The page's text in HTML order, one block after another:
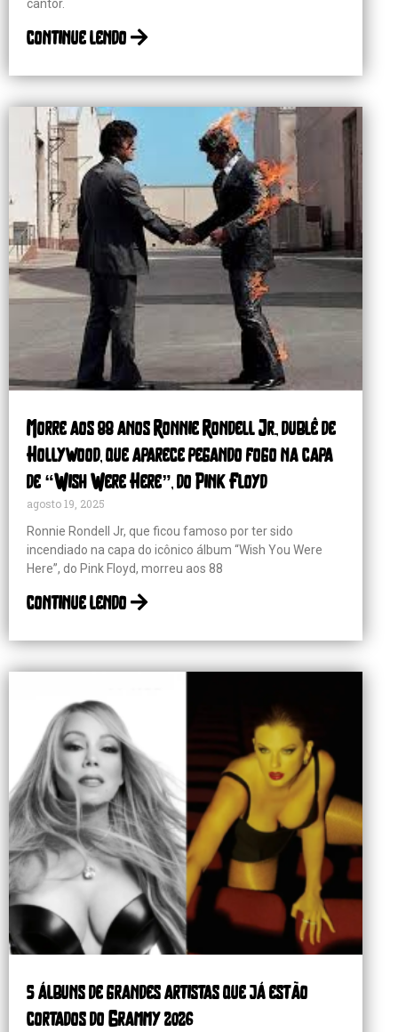
cantor.
continue lendo
Morre aos 88 anos Ronnie Rondell Jr., dublê de
Hollywood, que aparece pegando fogo na capa
de “Wish Were Here”, do Pink Floyd
agosto 19, 2025
Ronnie Rondell Jr, que ficou famoso por ter sido
incendiado na capa do icônico álbum “Wish You Were
Here”, do Pink Floyd, morreu aos 88
continue lendo
5 álbuns de grandes artistas que já estão
cortados do Grammy 2026